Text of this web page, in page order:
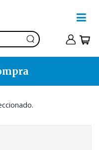
Asuntos críticos en los
de investigación
Morse, J. M.